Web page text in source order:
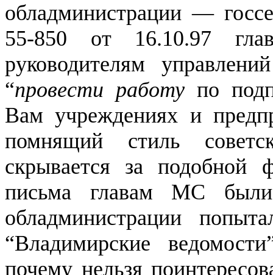
обладминистрации —
55-850 от 16.10.97
руководителям
“провести работу по
Вам учреждениях и
помнящий стиль
скрывается за
письма главам МС
обладминистрации
“Владимирские
почему нельзя